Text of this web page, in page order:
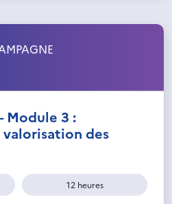
Module 3 :
des
12 heures